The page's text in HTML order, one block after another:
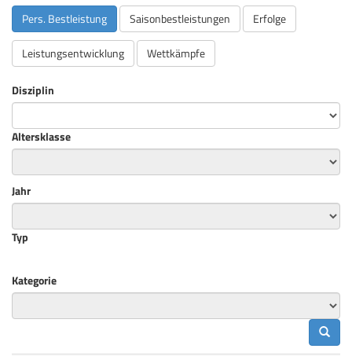
Pers. Bestleistung Saisonbestleistungen Erfolge
Leistungsentwicklung Wettkämpfe
Disziplin
Altersklasse
Jahr
Typ
Kategorie